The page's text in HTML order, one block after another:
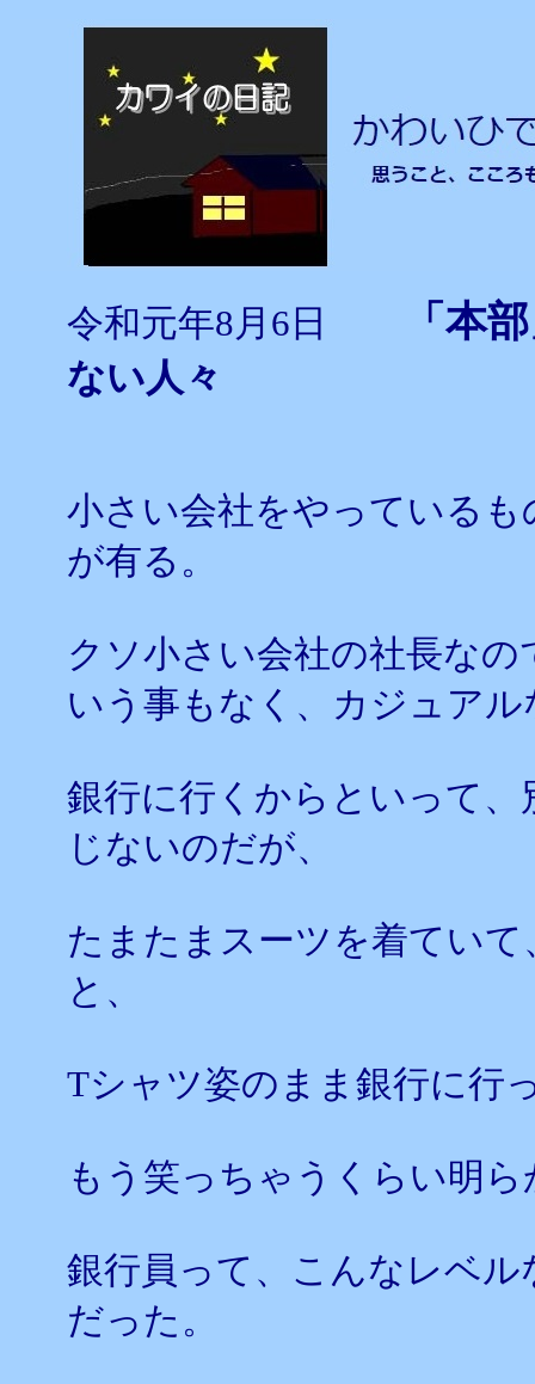
令和元年8月6日 「本
ない人々
小さい会社をやっている
が有る。
クソ小さい会社の社長な
いう事もなく、カジュア
銀行に行くからといって
じないのだが、
たまたまスーツを着てい
と、
Tシャツ姿のまま銀行に行
もう笑っちゃうくらい明
銀行員って、こんなレベ
だった。